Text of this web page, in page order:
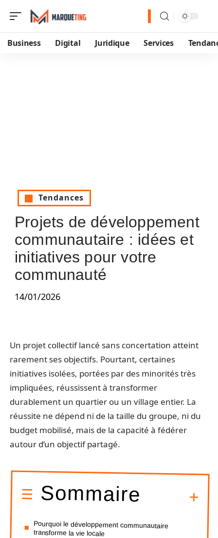
Business Digital Juridique Services
Tendances
Projets de développement
communautaire : idées et
initiatives pour votre
communauté
14/01/2026
Un projet collectif lancé sans concertation atteint
rarement ses objectifs. Pourtant, certaines
initiatives isolées, portées par des minorités très
impliquées, réussissent à transformer
durablement un quartier ou un village entier. La
réussite ne dépend ni de la taille du groupe, ni du
budget mobilisé, mais de la capacité à fédérer
autour d’un objectif partagé.
Sommaire
Pourquoi le développement communautaire
transforme la vie locale